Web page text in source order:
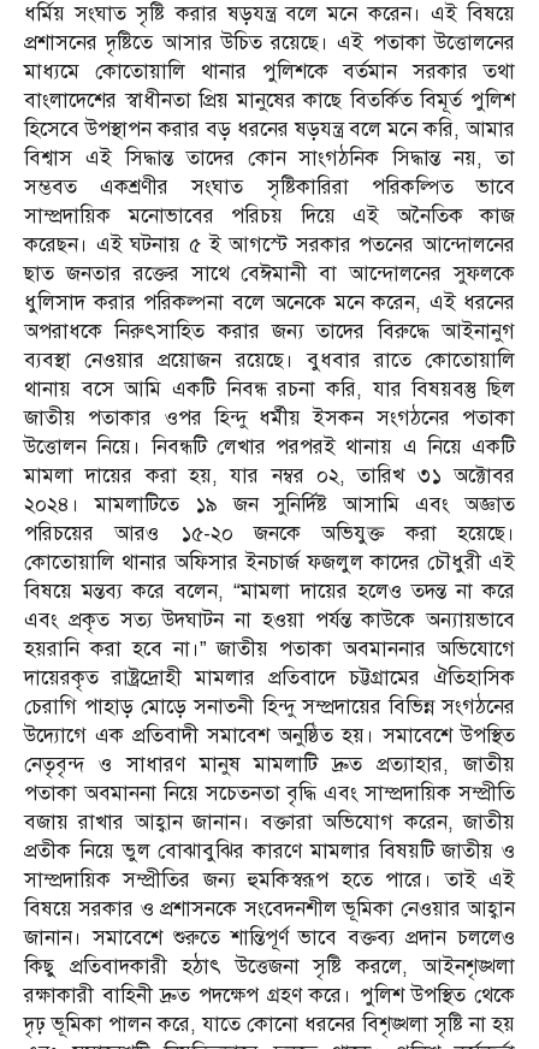
ধর্মিয় সংঘাত সৃষ্টি করার ষড়যন্ত্র বলে মনে করেন। এই বিষয়ে
প্রশাসনের দৃষ্টিতে আসার উচিত রয়েছে। এই পতাকা উত্তোলনের
মাধ্যমে কোতোয়ালি থানার পুলিশকে বর্তমান সরকার তথা
বাংলাদেশের স্বাধীনতা প্রিয় মানুষের কাছে বিতর্কিত বিমূর্ত পুলিশ
হিসেবে উপস্থাপন করার বড় ধরনের ষড়যন্ত্র বলে মনে করি, আমার
বিশ্বাস এই সিদ্ধান্ত তাদের কোন সাংগঠনিক সিদ্ধান্ত নয়, তা
সম্ভবত একশ্রণীর সংঘাত সৃষ্টিকারিরা পরিকল্পিত ভাবে
সাম্প্রদায়িক মনোভাবের পরিচয় দিয়ে এই অনৈতিক কাজ
করেছন। এই ঘটনায় ৫ ই আগস্টে সরকার পতনের আন্দোলনের
ছাত জনতার রক্তের সাথে বেঈমানী বা আন্দোলনের সুফলকে
ধুলিসাদ করার পরিকল্পনা বলে অনেকে মনে করেন, এই ধরনের
অপরাধকে নিরুৎসাহিত করার জন্য তাদের বিরুদ্ধে আইনানুগ
ব্যবস্থা নেওয়ার প্রয়োজন রয়েছে। বুধবার রাতে কোতোয়ালি
থানায় বসে আমি একটি নিবন্ধ রচনা করি, যার বিষয়বস্তু ছিল
জাতীয় পতাকার ওপর হিন্দু ধর্মীয় ইসকন সংগঠনের পতাকা
উত্তোলন নিয়ে। নিবন্ধটি লেখার পরপরই থানায় এ নিয়ে একটি
মামলা দায়ের করা হয়, যার নম্বর ০২, তারিখ ৩১ অক্টোবর
২০২৪। মামলাটিতে ১৯ জন সুনির্দিষ্ট আসামি এবং অজ্ঞাত
পরিচয়ের আরও ১৫-২০ জনকে অভিযুক্ত করা হয়েছে।
কোতোয়ালি থানার অফিসার ইনচার্জ ফজলুল কাদের চৌধুরী এই
বিষয়ে মন্তব্য করে বলেন, “মামলা দায়ের হলেও তদন্ত না করে
এবং প্রকৃত সত্য উদঘাটন না হওয়া পর্যন্ত কাউকে অন্যায়ভাবে
হয়রানি করা হবে না।” জাতীয় পতাকা অবমাননার অভিযোগে
দায়েরকৃত রাষ্ট্রদ্রোহী মামলার প্রতিবাদে চট্টগ্রামের ঐতিহাসিক
চেরাগি পাহাড় মোড়ে সনাতনী হিন্দু সম্প্রদায়ের বিভিন্ন সংগঠনের
উদ্যোগে এক প্রতিবাদী সমাবেশ অনুষ্ঠিত হয়। সমাবেশে উপস্থিত
নেতৃবৃন্দ ও সাধারণ মানুষ মামলাটি দ্রুত প্রত্যাহার, জাতীয়
পতাকা অবমাননা নিয়ে সচেতনতা বৃদ্ধি এবং সাম্প্রদায়িক সম্প্রীতি
বজায় রাখার আহ্বান জানান। বক্তারা অভিযোগ করেন, জাতীয়
প্রতীক নিয়ে ভুল বোঝাবুঝির কারণে মামলার বিষয়টি জাতীয় ও
সাম্প্রদায়িক সম্প্রীতির জন্য হুমকিস্বরূপ হতে পারে। তাই এই
বিষয়ে সরকার ও প্রশাসনকে সংবেদনশীল ভূমিকা নেওয়ার আহ্বান
জানান। সমাবেশে শুরুতে শান্তিপূর্ণ ভাবে বক্তব্য প্রদান চললেও
কিছু প্রতিবাদকারী হঠাৎ উত্তেজনা সৃষ্টি করলে, আইনশৃঙ্খলা
রক্ষাকারী বাহিনী দ্রুত পদক্ষেপ গ্রহণ করে। পুলিশ উপস্থিত থেকে
দৃঢ় ভূমিকা পালন করে, যাতে কোনো ধরনের বিশৃঙ্খলা সৃষ্টি না হয়